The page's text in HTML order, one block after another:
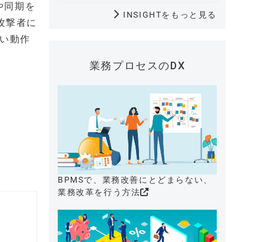
同期を
撃者に
動作
INSIGHTをもっと見る
業務プロセスのDX
BPMSで、業務改善にとどまらない、
業務改革を行う方法